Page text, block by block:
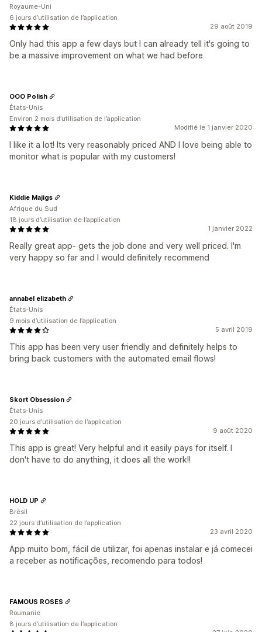
29 août 2019
Only had this app a few days but I can already tell it's going to
be a massive improvement on what we had before
Royaume-Uni
6 jours d’utilisation de l’application
Modifié le 1 janvier 2020
I like it a lot! Its very reasonably priced AND I love being able to
monitor what is popular with my customers!
OOO Polish
États-Unis
Environ 2 mois d’utilisation de l’application
1 janvier 2022
Really great app- gets the job done and very well priced. I'm
very happy so far and I would definitely recommend
Kiddie Majigs
Afrique du Sud
18 jours d’utilisation de l’application
5 avril 2019
This app has been very user friendly and definitely helps to
bring back customers with the automated email flows!
annabel elizabeth
États-Unis
9 mois d’utilisation de l’application
9 août 2020
This app is great! Very helpful and it easily pays for itself. I
don't have to do anything, it does all the work!!
Skort Obsession
États-Unis
20 jours d’utilisation de l’application
23 avril 2020
App muito bom, fácil de utilizar, foi apenas instalar e já comecei
a receber as notificações, recomendo para todos!
HOLD UP
Brésil
22 jours d’utilisation de l’application
FAMOUS ROSES
Roumanie
8 jours d’utilisation de l’application